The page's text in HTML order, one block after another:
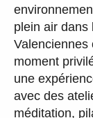
plein air dans
Valenciennes
moment
une
avec des
méditation,